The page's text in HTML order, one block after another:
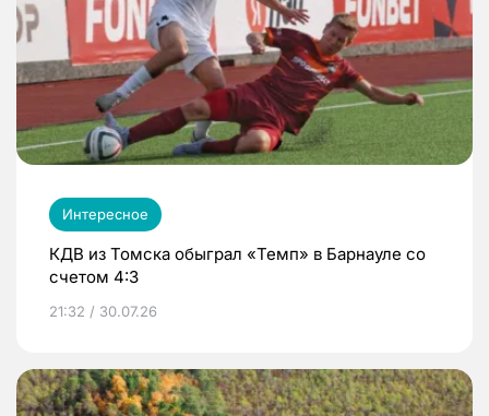
Интересное
КДВ из Томска обыграл «Темп» в Барнауле со
счетом 4:3
21:32 / 30.07.26